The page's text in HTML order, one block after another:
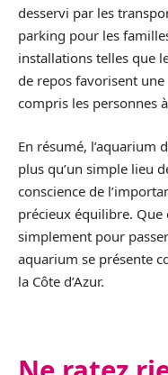
desservi par les
parking pour les
installations telles que
de repos favorisent
compris les personnes
En résumé, l’aquarium
plus qu’un simple lieu
conscience de
précieux équilibre.
simplement pour
aquarium se présente
la Côte d’Azur.